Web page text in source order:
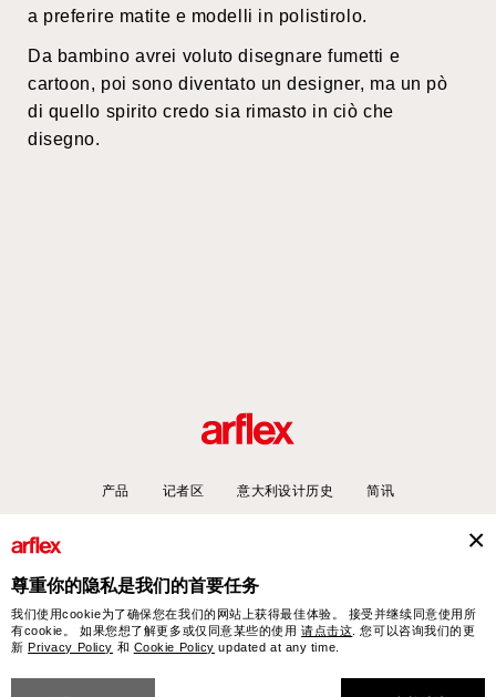
a preferire matite e modelli in polistirolo.
Da bambino avrei voluto disegnare fumetti e
cartoon, poi sono diventato un designer, ma un pò
di quello spirito credo sia rimasto in ciò che
disegno.
产品 记者区 意大利设计历史 简讯
- Phone +39 0362 853043 - VAT IT 00703820969 – © arflex - sevensalotti spa 2026
保留所有权利
尊重你的隐私是我们的首要任务
我们使用cookie为了确保您在我们的网站上获得最佳体验。 接受并继续同意使用所
有cookie。 如果您想了解更多或仅同意某些的使用请点击这 . 您可以咨询我们的更
新Privacy Policy 和 Cookie Policy updated at any time.